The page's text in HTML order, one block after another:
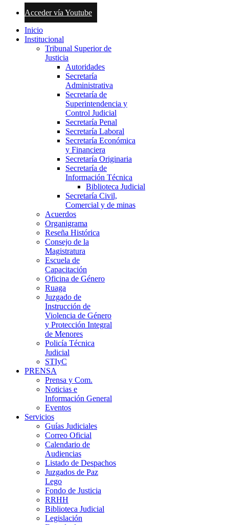
Acceder vía Youtube
Inicio
Institucional
Tribunal Superior de
Justicia
Autoridades
Secretaría
Administrativa
Secretaría de
Superintendencia y
Control Judicial
Secretaría Penal
Secretaría Laboral
Secretaría Económica
y Financiera
Secretaría Originaria
Secretaría de
Información Técnica
Biblioteca Judicial
Secretaría Civil,
Comercial y de minas
Acuerdos
Organigrama
Reseña Histórica
Consejo de la
Magistratura
Escuela de
Capacitación
Oficina de Género
Ruaga
Juzgado de
Instrucción de
Violencia de Género
y Protección Integral
de Menores
Policía Técnica
Judicial
STIyC
PRENSA
Prensa y Com.
Noticias e
Información General
Eventos
Servicios
Guías Judiciales
Correo Oficial
Calendario de
Audiencias
Listado de Despachos
Juzgados de Paz
Lego
Fondo de Justicia
RRHH
Biblioteca Judicial
Legislación